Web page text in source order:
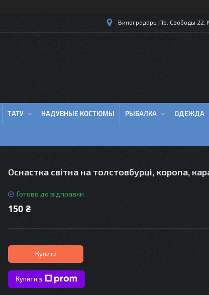
Виноградарь. Пр. Свободы 22.
ТАТУ НАДУВНЫЕ КОСТЮМЫ РЫБАЛКА ОДЕЖДА
Оснастка світна на толстовбурці, коропа,
Готово до відправки
150 ₴
Купити
Купити з